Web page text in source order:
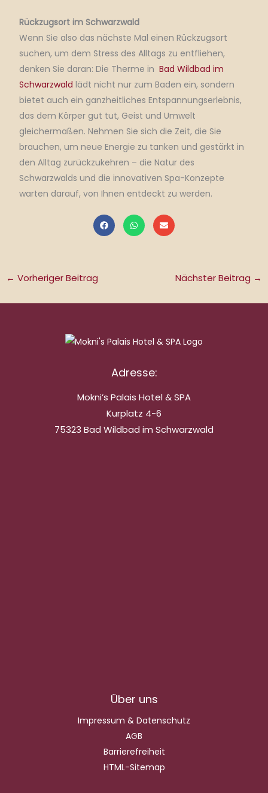
Rückzugsort im Schwarzwald
Wenn Sie also das nächste Mal einen Rückzugsort
suchen, um dem Stress des Alltags zu entfliehen,
denken Sie daran: Die Therme in Bad Wildbad im
Schwarzwald lädt nicht nur zum Baden ein, sondern
bietet auch ein ganzheitliches Entspannungserlebnis,
das dem Körper gut tut, Geist und Umwelt
gleichermaßen. Nehmen Sie sich die Zeit, die Sie
brauchen, um neue Energie zu tanken und gestärkt in
den Alltag zurückzukehren – die Natur des
Schwarzwalds und die innovativen Spa-Konzepte
warten darauf, von Ihnen entdeckt zu werden.
← Vorheriger Beitrag Nächster Beitrag →
Adresse:
Mokni’s Palais Hotel & SPA
Kurplatz 4-6
75323 Bad Wildbad im Schwarzwald
Über uns
Impressum & Datenschutz
AGB
Barrierefreiheit
HTML-Sitemap